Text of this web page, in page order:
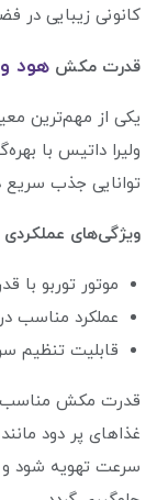
کانونی زیبایی در
قدرت مکش هود
یکی از مهم‌ترین
ولیرا داتیس با
توانایی جذب سریع
ویژگی‌های
موتور توربو با
عملکرد مناسب
قابلیت تنظیم
قدرت مکش مناسب
غذاهای پر دود
سرعت تهویه شود و